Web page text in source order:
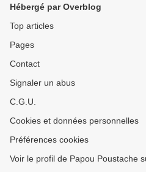
Hébergé par Overblog
Top articles
Pages
Contact
Signaler un abus
C.G.U.
Cookies et données personnelles
Préférences cookies
Voir le profil de Papou Poustache